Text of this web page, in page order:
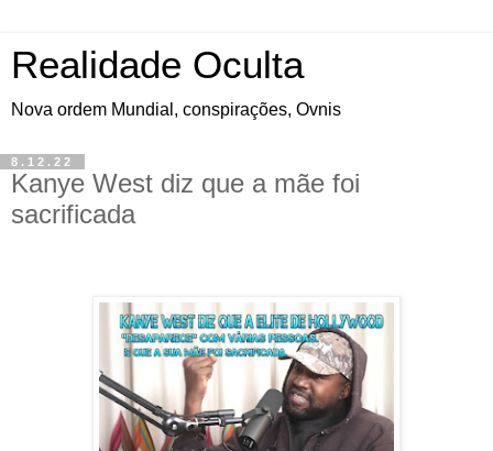
Realidade Oculta
Nova ordem Mundial, conspirações, Ovnis
8.12.22
Kanye West diz que a mãe foi
sacrificada